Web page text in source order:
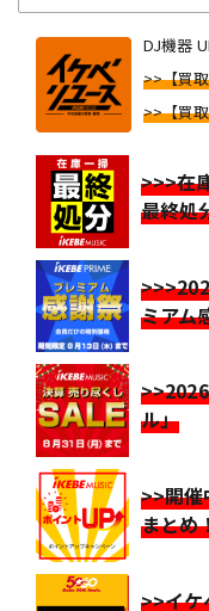
DJ機器
>>【買
>>【買
>>>在
最終処
ミアム
ル」
>>開催
まとめ
>>イケ